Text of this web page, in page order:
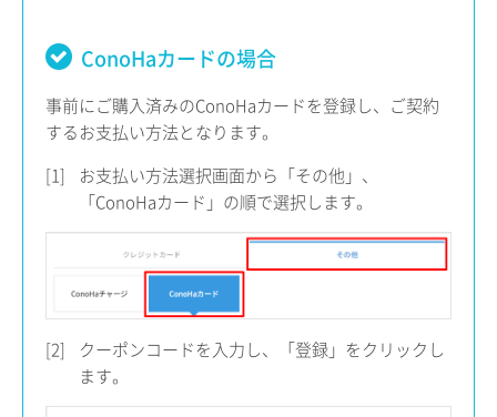
ConoHaカードの場合
事前にご購入済みのConoHaカードを登録し、ご契約
するお支払い方法となります。
[1]
お支払い方法選択画面から「その他」、
「ConoHaカード」の順で選択します。
[2]
クーポンコードを入力し、「登録」をクリックし
ます。